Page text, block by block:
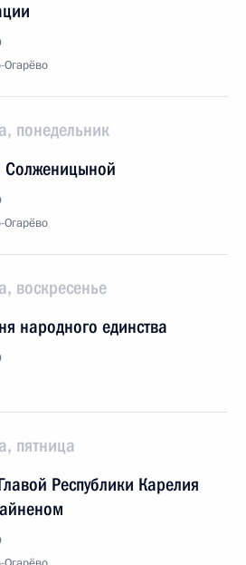
Огарёво
понедельник
Солженицыной
Огарёво
воскресенье
народного единства
пятница
Республики Карелия